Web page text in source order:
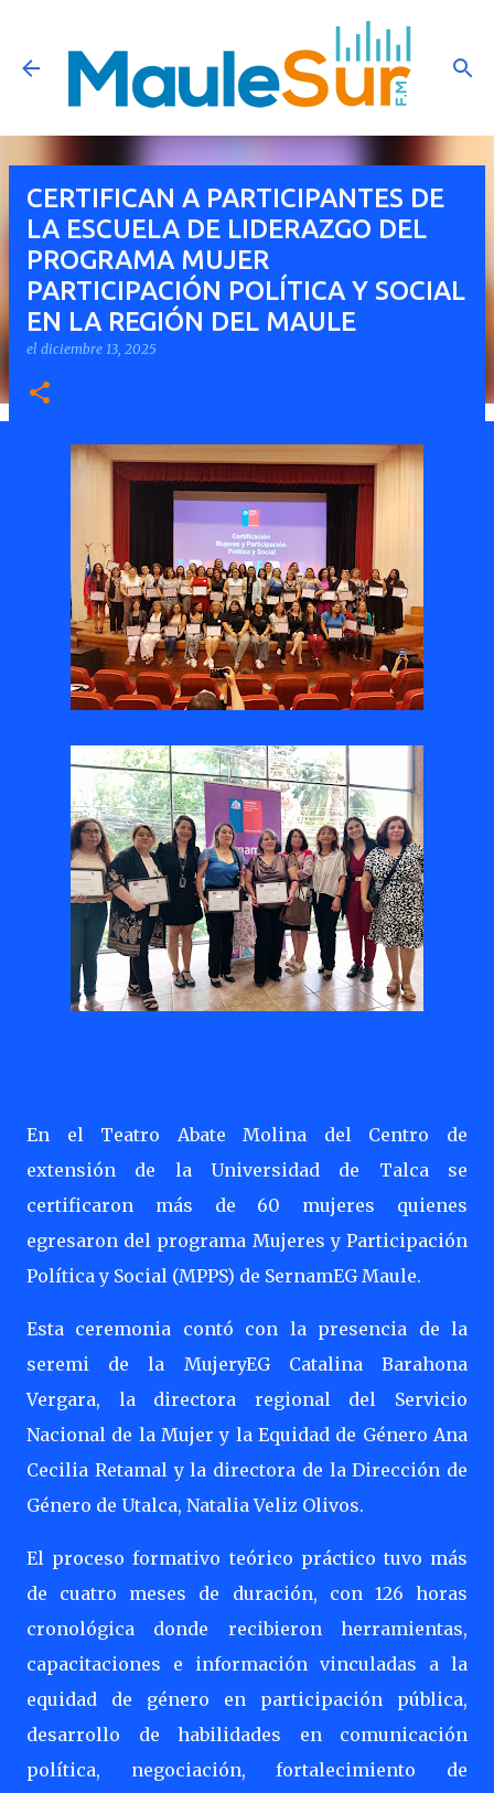
Ir al contenido principal
CERTIFICAN A PARTICIPANTES DE
LA ESCUELA DE LIDERAZGO DEL
PROGRAMA MUJER
PARTICIPACIÓN POLÍTICA Y SOCIAL
EN LA REGIÓN DEL MAULE
el diciembre 13, 2025
En el Teatro Abate Molina del Centro de
extensión de la Universidad de Talca se
certificaron más de 60 mujeres quienes
egresaron del programa Mujeres y Participación
Política y Social (MPPS) de SernamEG Maule.
Esta ceremonia contó con la presencia de la
seremi de la MujeryEG Catalina Barahona
Vergara, la directora regional del Servicio
Nacional de la Mujer y la Equidad de Género Ana
Cecilia Retamal y la directora de la Dirección de
Género de Utalca, Natalia Veliz Olivos.
El proceso formativo teórico práctico tuvo más
de cuatro meses de duración, con 126 horas
cronológica donde recibieron herramientas,
capacitaciones e información vinculadas a la
equidad de género en participación pública,
desarrollo de habilidades en comunicación
política, negociación, fortalecimiento de